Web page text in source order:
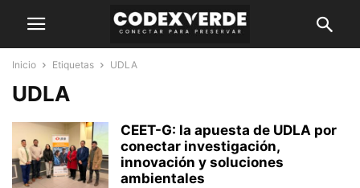
Inicio Etiquetas UDLA
UDLA
CEET-G: la apuesta de UDLA por
conectar investigación,
innovación y soluciones
ambientales